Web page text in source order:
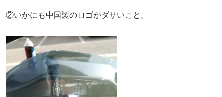
②いかにも中国製のロゴがダサいこと。